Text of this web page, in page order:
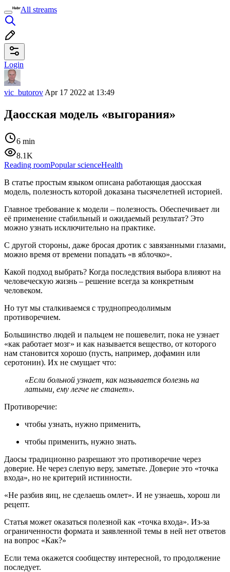
All streams
Login
vic_butorov Apr 17 2022 at 13:49
Даосская модель «выгорания»
6 min
8.1K
Reading roomPopular scienceHealth
В статье простым языком описана работающая даосская
модель, полезность которой доказана тысячелетней историей.
Главное требование к модели – полезность. Обеспечивает ли
её применение стабильный и ожидаемый результат? Это
можно узнать исключительно на практике.
С другой стороны, даже бросая дротик с завязанными глазами,
можно время от времени попадать «в яблочко».
Какой подход выбрать? Когда последствия выбора влияют на
человеческую жизнь – решение всегда за конкретным
человеком.
Но тут мы сталкиваемся с труднопреодолимым
противоречием.
Большинство людей и пальцем не пошевелит, пока не узнает
«как работает мозг» и как называется вещество, от которого
нам становится хорошо (пусть, например, дофамин или
серотонин). Их не смущает что:
«Если больной узнает, как называется болезнь на
латыни, ему легче не станет».
Противоречие:
чтобы узнать, нужно применить,
чтобы применить, нужно знать.
Даосы традиционно разрешают это противоречие через
доверие. Не через слепую веру, заметьте. Доверие это «точка
входа», но не критерий истинности.
«Не разбив яиц, не сделаешь омлет». И не узнаешь, хорош ли
рецепт.
Статья может оказаться полезной как «точка входа». Из-за
ограниченности формата и заявленной темы в ней нет ответов
на вопрос «Как?»
Если тема окажется сообществу интересной, то продолжение
последует.